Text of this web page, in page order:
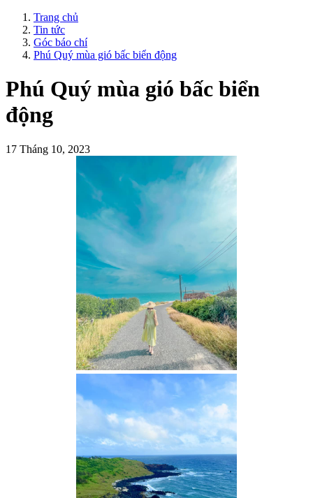
Trang chủ
Tin tức
Góc báo chí
Phú Quý mùa gió bấc biển động
Phú Quý mùa gió bấc biển
động
17 Tháng 10, 2023